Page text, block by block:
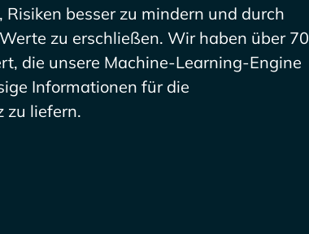
Risiken besser zu mindern und durch
zu erschließen. Wir haben über 70
die unsere Machine-Learning-Engine
Informationen für die
zu liefern.